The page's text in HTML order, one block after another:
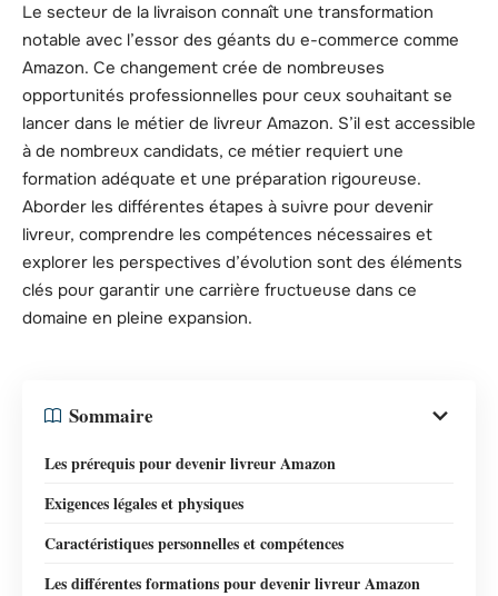
Le secteur de la livraison connaît une transformation
notable avec l’essor des géants du e-commerce comme
Amazon. Ce changement crée de nombreuses
opportunités professionnelles pour ceux souhaitant se
lancer dans le métier de livreur Amazon. S’il est accessible
à de nombreux candidats, ce métier requiert une
formation adéquate et une préparation rigoureuse.
Aborder les différentes étapes à suivre pour devenir
livreur, comprendre les compétences nécessaires et
explorer les perspectives d’évolution sont des éléments
clés pour garantir une carrière fructueuse dans ce
domaine en pleine expansion.
Sommaire
Les prérequis pour devenir livreur Amazon
Exigences légales et physiques
Caractéristiques personnelles et compétences
Les différentes formations pour devenir livreur Amazon